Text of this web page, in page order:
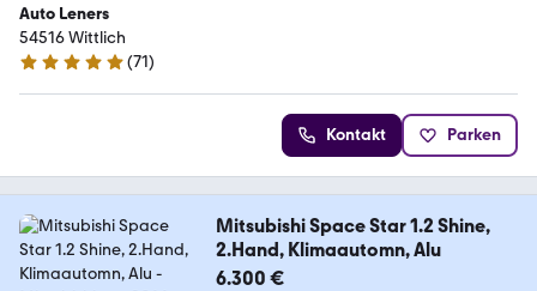
Auto Leners
54516 Wittlich
5 Sterne
(71)
Kontakt Parken
Mitsubishi Space Star 1.2 Shine,
2.Hand, Klimaautomn, Alu
6.300 €